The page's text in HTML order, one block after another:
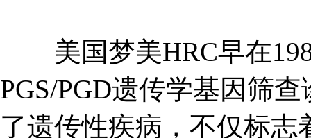
美国梦美HRC早在
PGS/PGD遗传学基因筛
了遗传性疾病，不仅标